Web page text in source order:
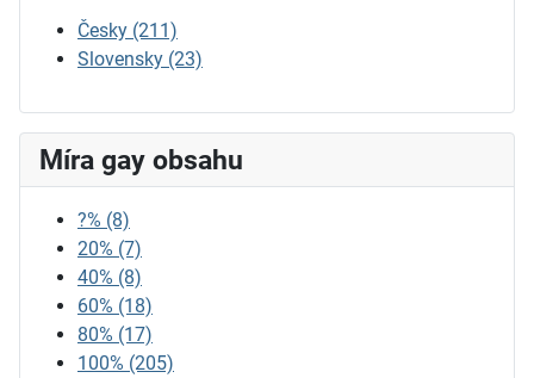
Česky (211)
Slovensky (23)
Míra gay obsahu
?% (8)
20% (7)
40% (8)
60% (18)
80% (17)
100% (205)